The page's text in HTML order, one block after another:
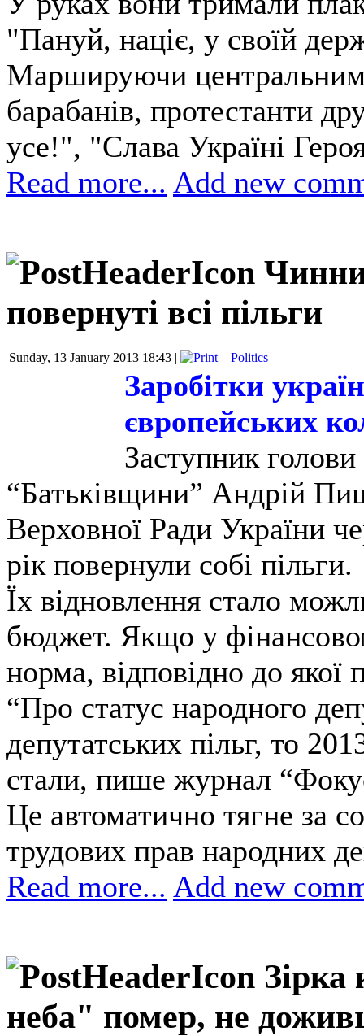
"Пануй, націє, у своїй
Маршируючи
барабанів, протестанти
усе!", "Слава Україні
Read more... Add new
повернуті всі пільги
Sunday, 13 January 2013 18:43 | Politics
Заробітки
європейських
Заступник
“Батьківщини” Андрій
Верховної Ради України
рік повернули собі пільги.
Їх відновлення стало
бюджет. Якщо у
норма, відповідно до якої
“Про статус народного
депутатських пільг, то
стали, пише журнал
Це автоматично тягне за
трудових прав народних
Read more... Add new
Зірка
неба" помер, не